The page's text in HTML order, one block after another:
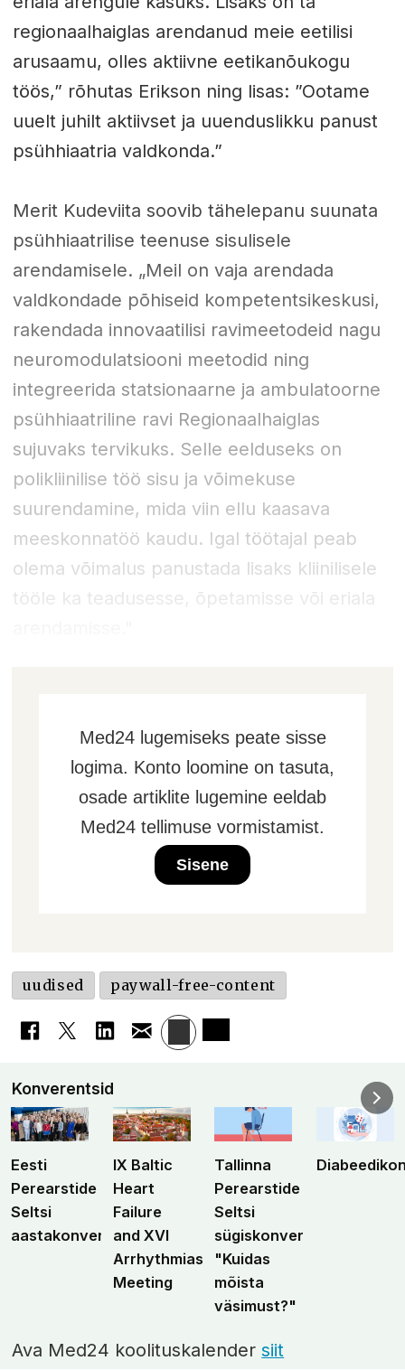
regionaalhaiglas arendanud meie eetilisi
arusaamu, olles aktiivne eetikanõukogu
töös,” rõhutas Erikson ning lisas: ”Ootame
uuelt juhilt aktiivset ja uuenduslikku panust
psühhiaatria valdkonda.”
Merit Kudeviita soovib tähelepanu suunata
psühhiaatrilise teenuse sisulisele
arendamisele. „Meil on vaja arendada
valdkondade põhiseid kompetentsikeskusi,
rakendada innovaatilisi ravimeetodeid nagu
neuromodulatsiooni meetodid ning
integreerida statsionaarne ja ambulatoorne
psühhiaatriline ravi Regionaalhaiglas
sujuvaks tervikuks. Selle eelduseks on
polikliinilise töö sisu ja võimekuse
suurendamine, mida viin ellu kaasava
meeskonnatöö kaudu. Igal töötajal peab
olema võimalus panustada lisaks kliinilisele
tööle ka teadusesse, õpetamisse või eriala
Med24 lugemiseks peate sisse
logima. Konto loomine on tasuta,
osade artiklite lugemine eeldab
Med24 tellimuse vormistamist.
Sisene
uudised paywall-free-content
Konverentsid
Eesti
Perearstide
Seltsi
aastakonverents
IX Baltic
Heart
Failure
and XVI
Arrhythmias
Meeting
Tallinna
Perearstide
Seltsi
sügiskonverents
"Kuidas
mõista
väsimust?"
Ava Med24 koolituskalendersiit